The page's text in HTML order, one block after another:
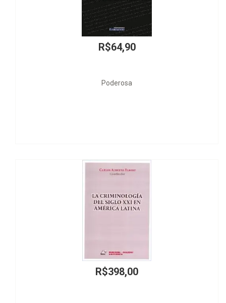
R$64,90
Poderosa
R$398,00